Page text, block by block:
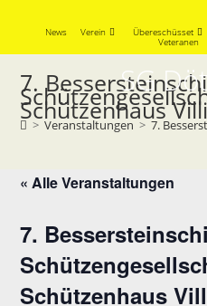
content
News Verein Übereschüsset
Veteranen
SG
7.
Schützenhaus
> Veranstaltungen > 7.
« Alle Veranstaltungen
7.
Schützenhaus